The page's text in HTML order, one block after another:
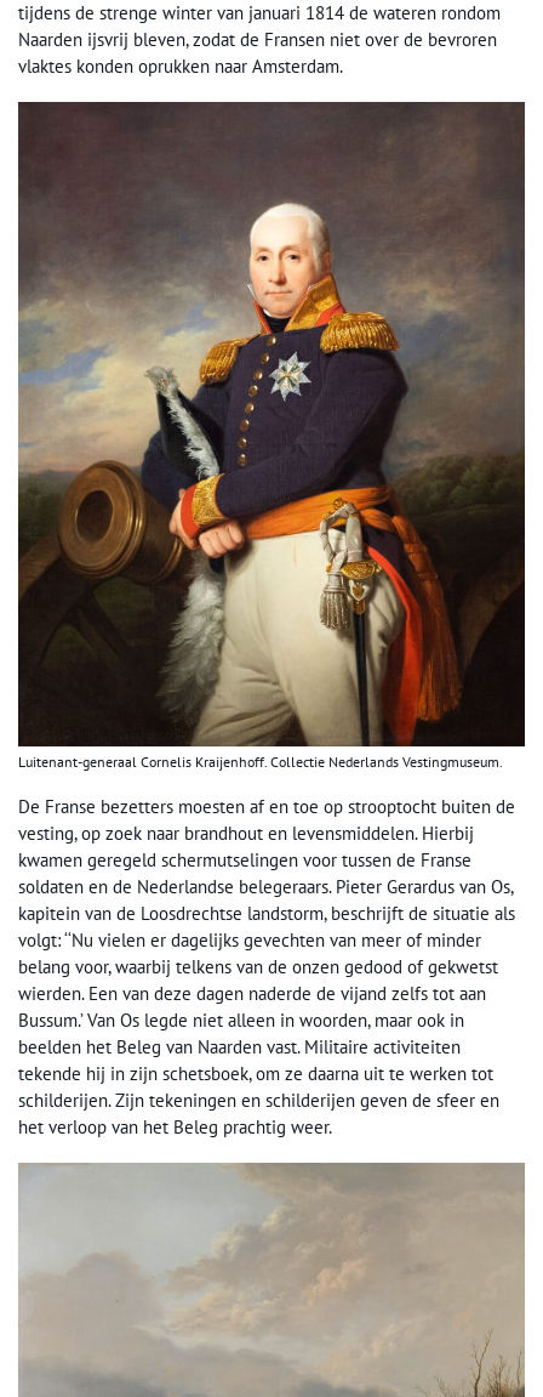
tijdens de strenge winter van januari 1814 de wateren rondom
Naarden ijsvrij bleven, zodat de Fransen niet over de bevroren
vlaktes konden oprukken naar Amsterdam.
Luitenant-generaal Cornelis Kraijenhoff. Collectie Nederlands Vestingmuseum.
De Franse bezetters moesten af en toe op strooptocht buiten de
vesting, op zoek naar brandhout en levensmiddelen. Hierbij
kwamen geregeld schermutselingen voor tussen de Franse
soldaten en de Nederlandse belegeraars. Pieter Gerardus van Os,
kapitein van de Loosdrechtse landstorm, beschrijft de situatie als
volgt: ‘‘Nu vielen er dagelijks gevechten van meer of minder
belang voor, waarbij telkens van de onzen gedood of gekwetst
wierden. Een van deze dagen naderde de vijand zelfs tot aan
Bussum.’ Van Os legde niet alleen in woorden, maar ook in
beelden het Beleg van Naarden vast. Militaire activiteiten
tekende hij in zijn schetsboek, om ze daarna uit te werken tot
schilderijen. Zijn tekeningen en schilderijen geven de sfeer en
het verloop van het Beleg prachtig weer.